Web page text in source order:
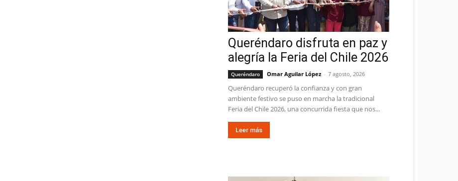
Queréndaro disfruta en paz y
alegría la Feria del Chile 2026
Queréndaro Omar Aguilar López - 7 agosto, 2026
Queréndaro recuperó la confianza y con gran
ambiente festivo se puso en marcha la tradicional
Feria del Chile 2026, una concurrida fiesta que nos...
Leer más